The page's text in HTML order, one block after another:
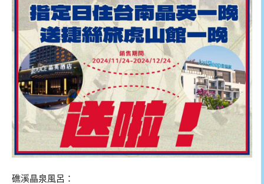
礁溪晶泉風呂：